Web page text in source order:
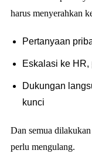
harus menyerahkan
Pertanyaan
Eskalasi ke HR,
Dukungan
kunci
Dan semua
perlu mengulang.